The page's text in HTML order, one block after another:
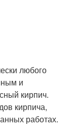
любого
и
кирпич.
кирпича,
работах.